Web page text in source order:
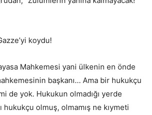
koydu!
Mahkemesi yani ülkenin en önde
başkanı… Ama bir hukukçu
de yok. Hukukun olmadığı yerde
hukukçu olmuş, olmamış ne kıymeti